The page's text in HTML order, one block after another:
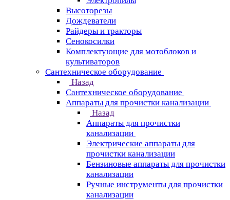
Высоторезы
Дождеватели
Райдеры и тракторы
Сенокосилки
Комплектующие для мотоблоков и
культиваторов
Сантехническое оборудование
Назад
Сантехническое оборудование
Аппараты для прочистки канализации
Назад
Аппараты для прочистки
канализации
Электрические аппараты для
прочистки канализации
Бензиновые аппараты для прочистки
канализации
Ручные инструменты для прочистки
канализации